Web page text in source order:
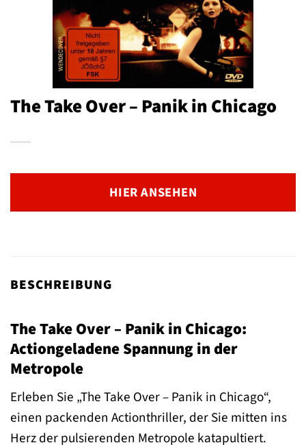
The Take Over – Panik in Chicago
HIER ANSEHEN
BESCHREIBUNG
The Take Over – Panik in Chicago:
Actiongeladene Spannung in der
Metropole
Erleben Sie „The Take Over – Panik in Chicago“,
einen packenden Actionthriller, der Sie mitten ins
Herz der pulsierenden Metropole katapultiert.